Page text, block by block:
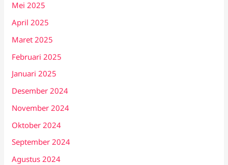
Mei 2025
April 2025
Maret 2025
Februari 2025
Januari 2025
Desember 2024
November 2024
Oktober 2024
September 2024
Agustus 2024